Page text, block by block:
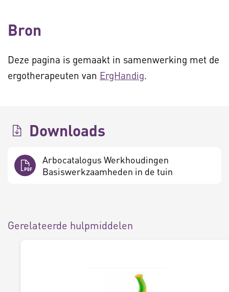
Bron
Deze pagina is gemaakt in samenwerking met de
ergotherapeuten van ErgHandig.
Downloads
Arbocatalogus Werkhoudingen
Basiswerkzaamheden in de tuin
Gerelateerde hulpmiddelen